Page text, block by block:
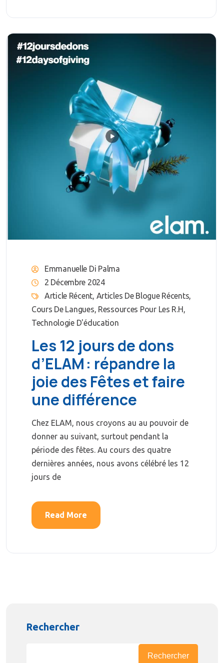
Emmanuelle Di Palma
2 Décembre 2024
Article Récent, Articles De Blogue Récents,
Cours De Langues, Ressources Pour Les R.H,
Technologie D'éducation
Les 12 jours de dons
d’ELAM : répandre la
joie des Fêtes et faire
une différence
Chez ELAM, nous croyons au au pouvoir de
donner au suivant, surtout pendant la
période des fêtes. Au cours des quatre
dernières années, nous avons célébré les 12
jours de
Read More
Rechercher
Rechercher